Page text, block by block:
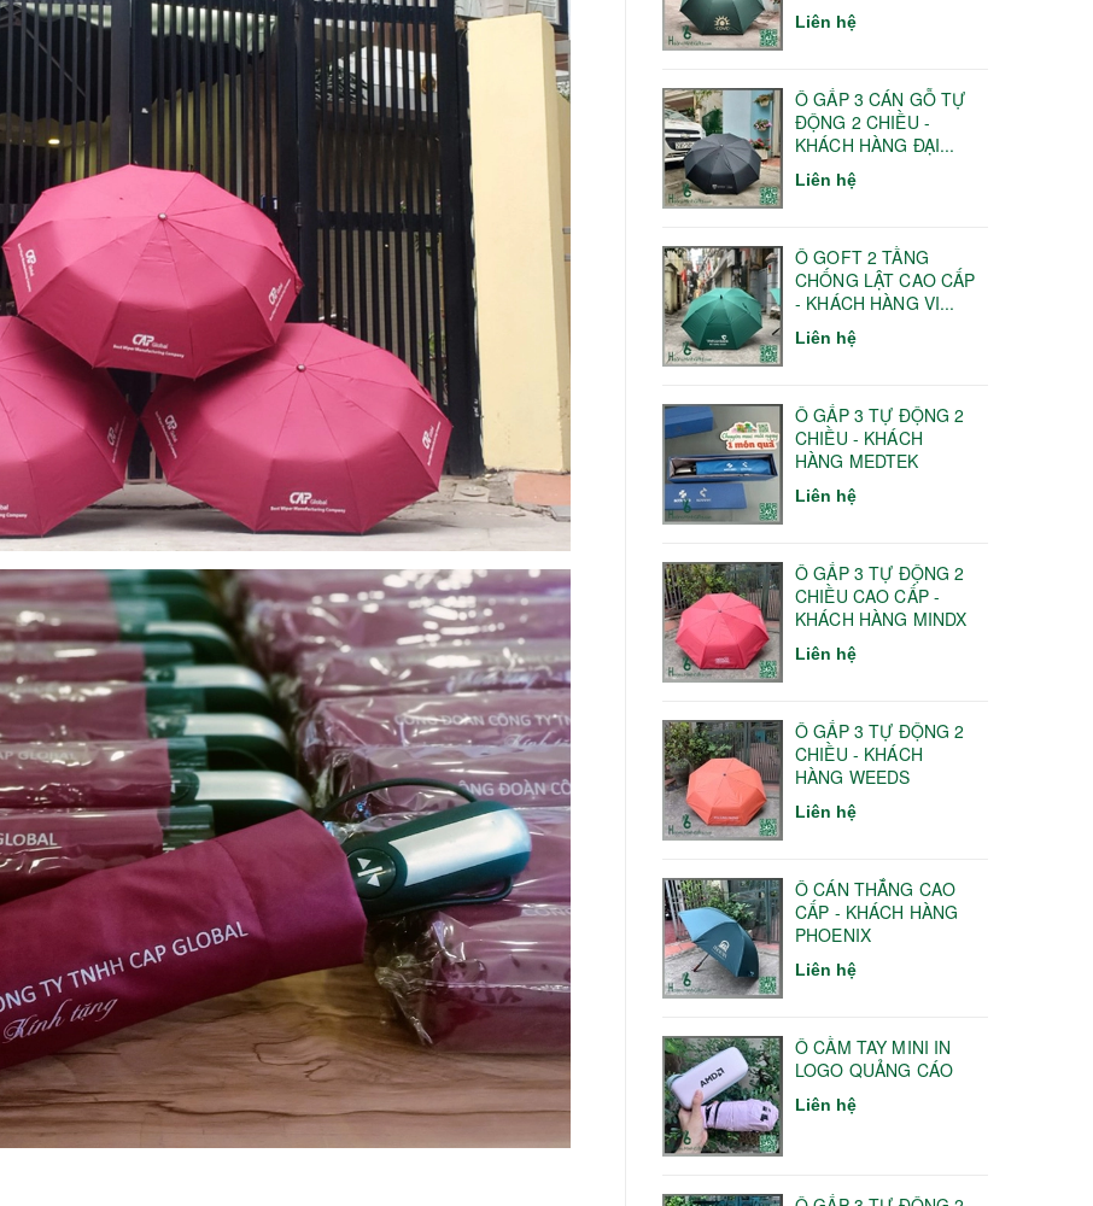
Liên hệ
Ô GẤP 3 CÁN GỖ TỰ
ĐỘNG 2 CHIỀU -
KHÁCH HÀNG ĐẠI...
Liên hệ
Ô GOFT 2 TẦNG
CHỐNG LẬT CAO CẤP
- KHÁCH HÀNG VI...
Liên hệ
Ô GẤP 3 TỰ ĐỘNG 2
CHIỀU - KHÁCH
HÀNG MEDTEK
Liên hệ
Ô GẤP 3 TỰ ĐỘNG 2
CHIỀU CAO CẤP -
KHÁCH HÀNG MINDX
Liên hệ
Ô GẤP 3 TỰ ĐỘNG 2
CHIỀU - KHÁCH
HÀNG WEEDS
Liên hệ
Ô CÁN THẲNG CAO
CẤP - KHÁCH HÀNG
PHOENIX
Liên hệ
Ô CẦM TAY MINI IN
LOGO QUẢNG CÁO
Liên hệ